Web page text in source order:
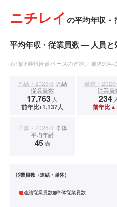
ニチレイ の平均年収・
平均年収・従業員数 — 人員と
有価証券報告書ベースの連結／単体の年
連結・2026/3 連結
従業員数
17,763 人
前年比+1,137人
単体・
従業員
234 人
前年比
単体・2026/3 単体
平均年齢
45歳
従業員数（連結・単体）
連結従業員数 単体従業員数